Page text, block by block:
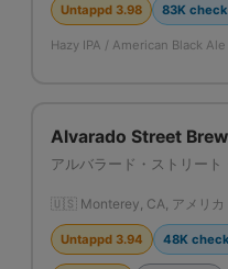
Untappd 3.98 83K
Hazy IPA / American Black
Alvarado Street
アルバラード・ストリート
🇺🇸 Monterey, CA, アメリカ
Untappd 3.94 48K